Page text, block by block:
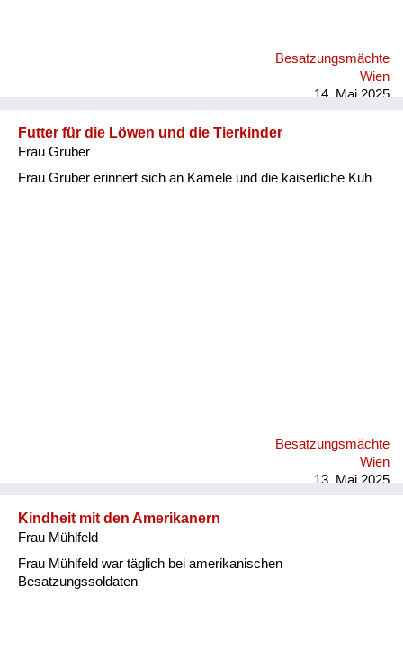
Besatzungsmächte
Wien
14. Mai 2025
Futter für die Löwen und die Tierkinder
Frau Gruber
Frau Gruber erinnert sich an Kamele und die kaiserliche Kuh
Besatzungsmächte
Wien
13. Mai 2025
Kindheit mit den Amerikanern
Frau Mühlfeld
Frau Mühlfeld war täglich bei amerikanischen
Besatzungssoldaten